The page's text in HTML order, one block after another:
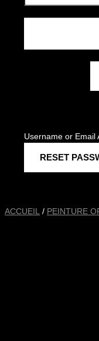
Username or Email
ACCUEIL / PEINTURE